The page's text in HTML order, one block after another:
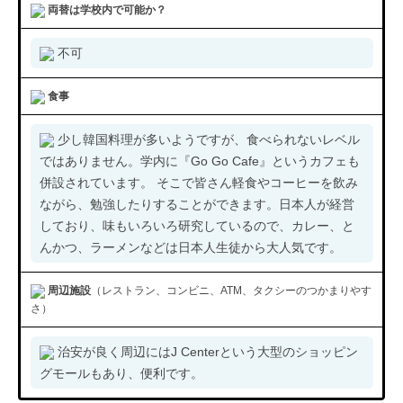
両替は学校内で可能か？
不可
食事
少し韓国料理が多いようですが、食べられないレベル
ではありません。学内に『Go Go Cafe』というカフェも
併設されています。 そこで皆さん軽食やコーヒーを飲み
ながら、勉強したりすることができます。日本人が経営
しており、味もいろいろ研究しているので、カレー、と
んかつ、ラーメンなどは日本人生徒から大人気です。
周辺施設 （レストラン、コンビニ、ATM、タクシーのつかまりやす
さ）
治安が良く周辺にはJ Centerという大型のショッピン
グモールもあり、便利です。